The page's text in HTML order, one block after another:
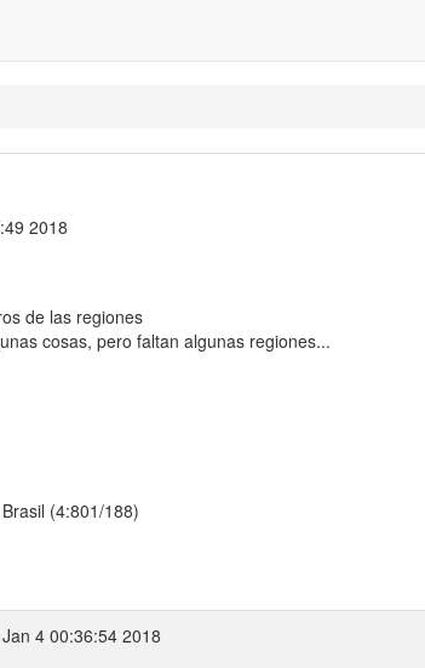
2018
de las regiones
cosas, pero faltan algunas regiones...
(4:801/188)
4 00:36:54 2018